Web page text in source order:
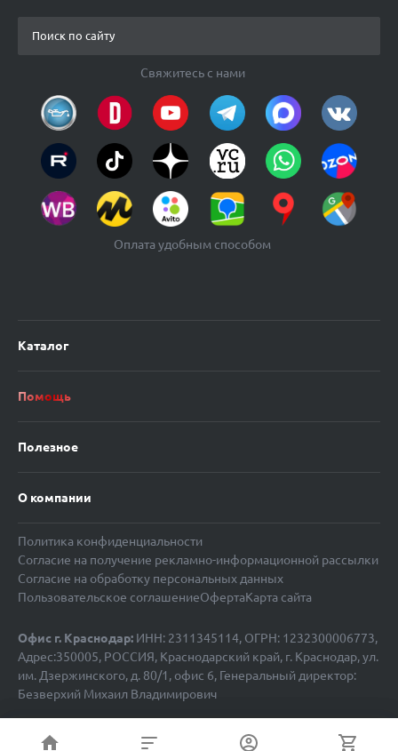
Каталог
Помощь
Полезное
О компании
Политика конфиденциальности
Согласие на получение рекламно-информационной рассылки
Согласие на обработку персональных данных
Пользовательское соглашениеОфертаКарта сайта
Свяжитесь с нами
Оплата удобным способом
Офис г. Краснодар: ИНН: 2311345114, ОГРН: 1232300006773,
Адрес:350005, РОССИЯ, Краснодарский край, г. Краснодар, ул.
им. Дзержинского, д. 80/1, офис 6, Генеральный директор:
Безверхий Михаил Владимирович